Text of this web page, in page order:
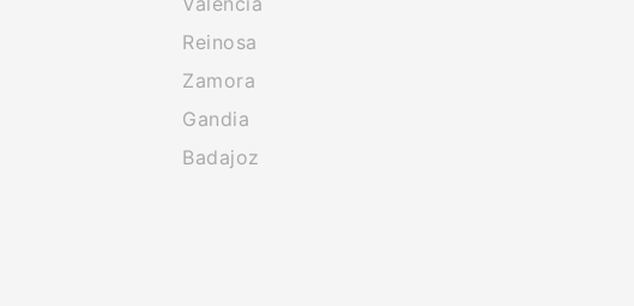
Reinosa
Zamora
Gandia
Badajoz